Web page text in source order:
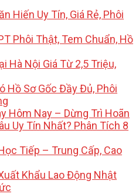
Hiến Uy Tín, Giá Rẻ, Phôi
Phôi Thật, Tem Chuẩn, Hồ
Hà Nội Giá Từ 2,5 Triệu,
Hồ Sơ Gốc Đầy Đủ, Phôi
Hôm Nay – Dừng Trì Hoãn
Uy Tín Nhất? Phân Tích 8
Tiếp – Trung Cấp, Cao
Khẩu Lao Động Nhật